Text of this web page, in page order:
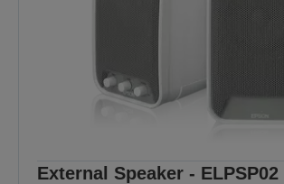
External Speaker - ELPSP02